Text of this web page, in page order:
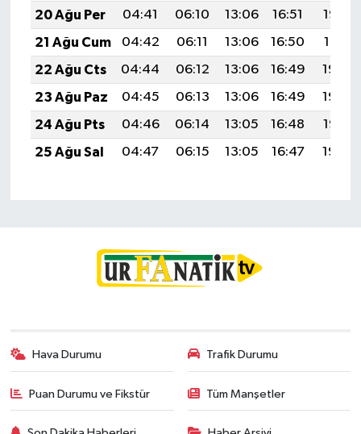
20 Ağu Per
04:41 06:10 13:06 16:51
19:53
21 Ağu Cum
04:42 06:11 13:06 16:50
19:51
22 Ağu Cts
04:44 06:12 13:06 16:49
19:50
23 Ağu Paz
04:45 06:13 13:06 16:49
19:49
24 Ağu Pts
04:46 06:14 13:05 16:48
19:47
25 Ağu Sal
04:47 06:15 13:05 16:47 19:46
Hava Durumu Trafik Durumu
Puan Durumu ve Fikstür Tüm Manşetler